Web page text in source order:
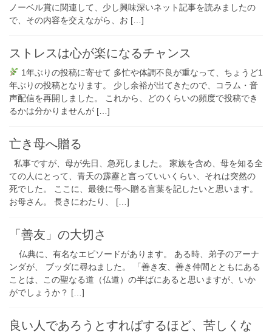
ノーベル賞に関連して、少し興味深いネット記事を読みましたの
で、その内容を交えながら、お […]
ストレスは心が楽になるチャンス
1年ぶりの投稿に寄せて 多忙や体調不良が重なって、ちょうど1
年ぶりの投稿となります。 少し余裕が出てきたので、コラム・音
声配信を再開しました。 これから、どのくらいの頻度で投稿でき
るかは分かりませんが […]
亡き母へ贈る
私事ですが、母が先日、急死しました。 家族を含め、母を知る全
ての人にとって、青天の霹靂と言っていいくらい、それは突然の
死でした。 ここに、最後に母へ贈る言葉を記したいと思います。
お母さん。 長きにわたり、 […]
「善友」の大切さ
仏典に、有名なエピソードがあります。 ある時、弟子のアーナ
ンダが、 ブッダに尋ねました。 「善き友、善き仲間とともにある
ことは、この聖なる道（仏道）の半ばにあると思いますが、いか
がでしょうか？ […]
良い人であろうとすればするほど、苦しくな